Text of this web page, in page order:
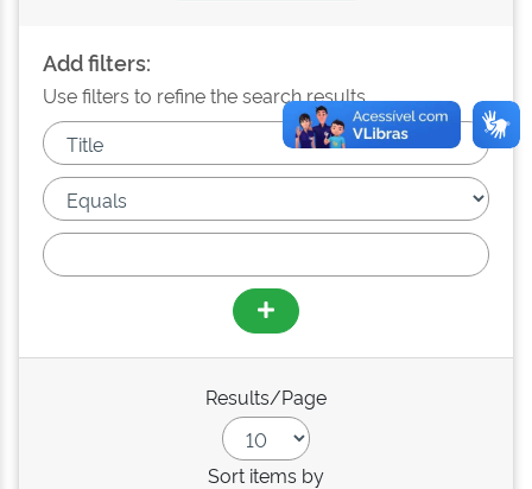
Add filters:
Use filters to refine the search results.
Results/Page
Sort items by